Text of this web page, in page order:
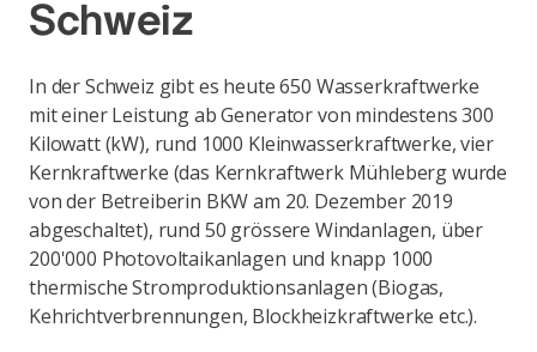
Schweiz
In der Schweiz gibt es heute 650 Wasserkraftwerke
mit einer Leistung ab Generator von mindestens 300
Kilowatt (kW), rund 1000 Kleinwasserkraftwerke, vier
Kernkraftwerke (das Kernkraftwerk Mühleberg wurde
von der Betreiberin BKW am 20. Dezember 2019
abgeschaltet), rund 50 grössere Windanlagen, über
200'000 Photovoltaikanlagen und knapp 1000
thermische Stromproduktionsanlagen (Biogas,
Kehrichtverbrennungen, Blockheizkraftwerke etc.).